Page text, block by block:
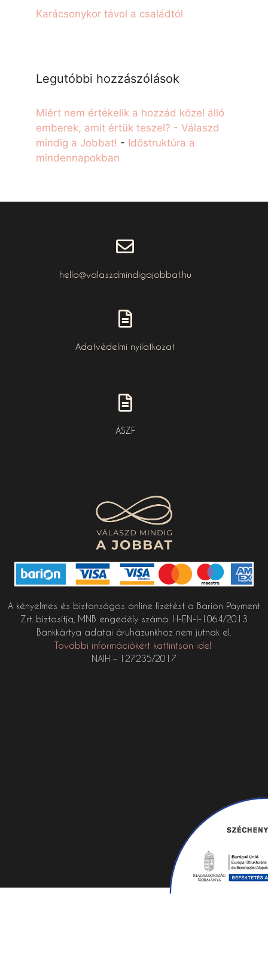
Karácsonykor távol a családtól
Legutóbbi hozzászólások
Miért nem értékelik a hozzád közel álló
emberek, amit értük teszel? - Válaszd
mindig a Jobbat! - Időstruktúra a
mindennapokban
hello@valaszdmindigajobbat.hu
Adatvédelmi nyilatkozat
ÁSZF
A kényelmes és biztonságos online fizetést a Barion Payment
Zrt. biztosítja, MNB engedély száma: H-EN-I-1064/2013
Bankkártya adatai áruházunkhoz nem jutnak el.
További információkért kattintson ide!
NAIH – 127235/2017